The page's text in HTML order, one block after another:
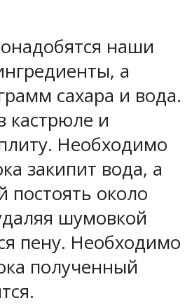
наши
а
сахара и вода.
кастрюле и
Необходимо
закипит вода, а
постоять около
шумовкой
пену. Необходимо
полученный